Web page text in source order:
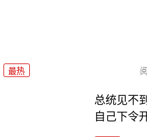
最热
总统见不
自己下令